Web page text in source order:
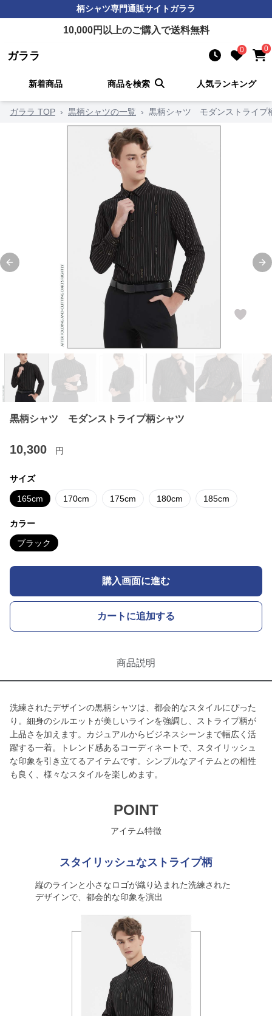
柄シャツ専門通販サイトガララ
10,000円以上のご購入で送料無料
ガララ 0 0
新着商品 商品を検索 人気ランキング
ガララ TOP › 黒柄シャツの一覧 › 黒柄シャツ モダンストライプ
Previous slide
黒柄シャツ モダンストライプ柄シャツ
10,300 円
サイズ
165cm 170cm 175cm 180cm 185cm
カラー
ブラック
購入画面に進む
カートに追加する
商品説明
洗練されたデザインの黒柄シャツは、都会的なスタイルにぴった
り。細身のシルエットが美しいラインを強調し、ストライプ柄が
上品さを加えます。カジュアルからビジネスシーンまで幅広く活
躍する一着。トレンド感あるコーディネートで、スタイリッシュ
な印象を引き立てるアイテムです。シンプルなアイテムとの相性
も良く、様々なスタイルを楽しめます。
POINT
アイテム特徴
スタイリッシュなストライプ柄
縦のラインと小さなロゴが織り込まれた洗練された
デザインで、都会的な印象を演出